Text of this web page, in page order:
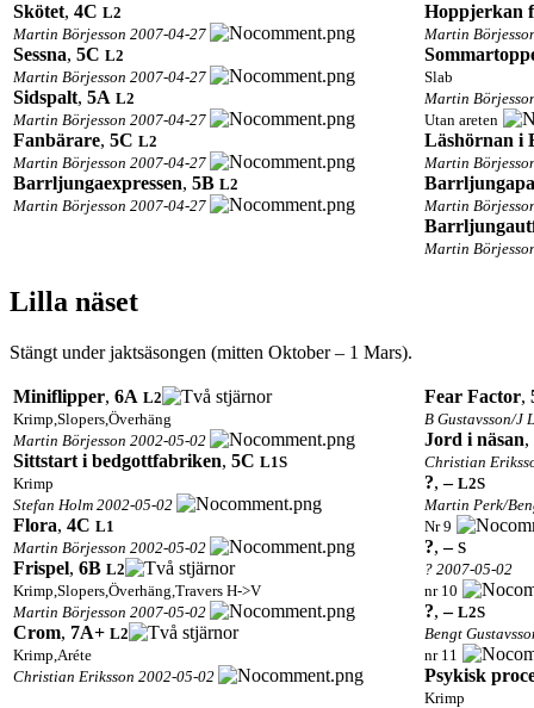
Skötet, 4C L2
Martin Börjesson 2007-04-27
Sessna, 5C L2
Martin Börjesson 2007-04-27
Sidspalt, 5A L2
Martin Börjesson 2007-04-27
Fanbärare, 5C L2
Martin Börjesson 2007-04-27
Barrljungaexpressen, 5B L2
Martin Börjesson 2007-04-27
Hoppjerkan
Martin
Slab
Martin
Utan areten
Läshörnan i
Martin
Martin
Martin
Lilla näset
Stängt under jaktsäsongen (mitten Oktober – 1 Mars).
Miniflipper, 6A L2
Krimp,Slopers,Överhäng
Martin Börjesson 2002-05-02
Sittstart i bedgottfabriken, 5C L1S
Krimp
Stefan Holm 2002-05-02
Flora, 4C L1
Martin Börjesson 2002-05-02
Frispel, 6B L2
Krimp,Slopers,Överhäng,Travers H->V
Martin Börjesson 2007-05-02
Crom, 7A+ L2
Krimp,Aréte
Christian Eriksson 2002-05-02
Fear Factor,
B Gustavsson/J
Jord i näsan,
Christian
?,– L2S
Martin Perk/
Nr 9
?,– S
? 2007-05-02
nr 10
?,– L2S
Bengt
nr 11
Psykisk
Krimp